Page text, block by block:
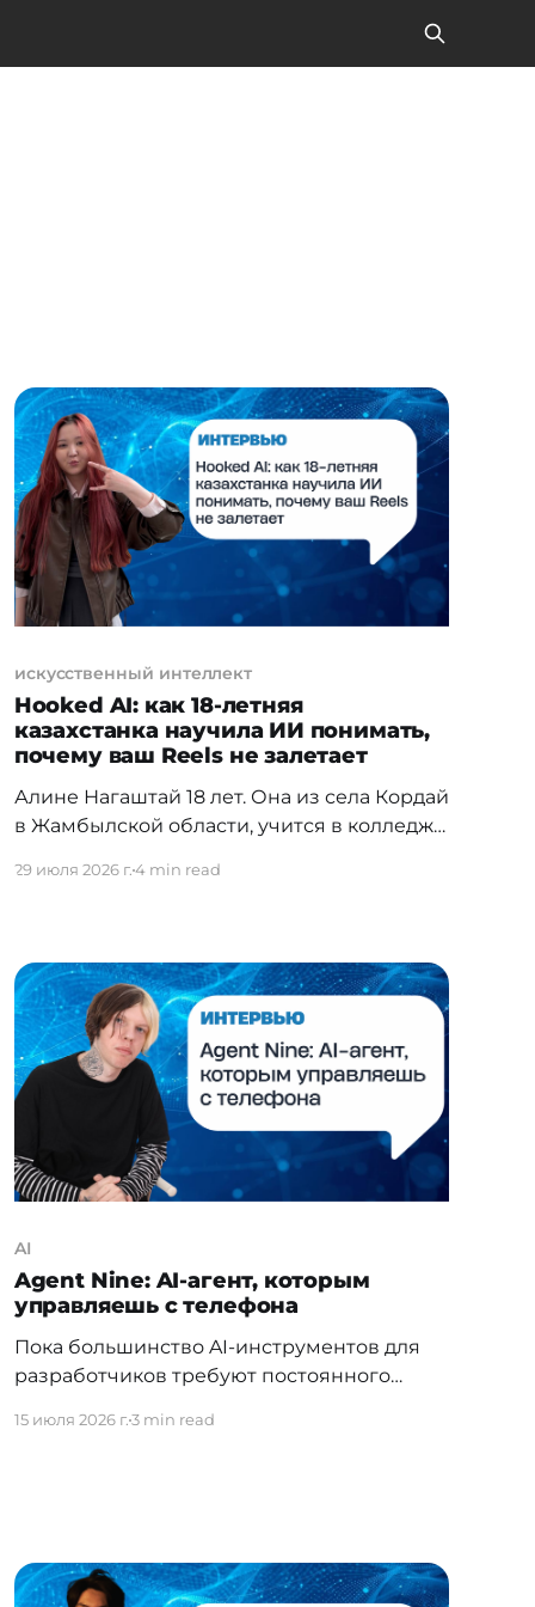
искусственный интеллект
Hooked AI: как 18-летняя
казахстанка научила ИИ понимать,
почему ваш Reels не залетает
Алине Нагаштай 18 лет. Она из села Кордай
в Жамбылской области, учится в колледже
тратят полпары на проверку домашних
заданий. Второй — Hooked AI — из
удалённых в порыве разочарования
роликов
29 июля 2026 г.4 min read
AI
Agent Nine: AI-агент, которым
управляешь с телефона
Пока большинство AI-инструментов для
разработчиков требуют постоянного
Горский из
17 июля Agent Nine выходит в публичный
15 июля 2026 г.3 min read